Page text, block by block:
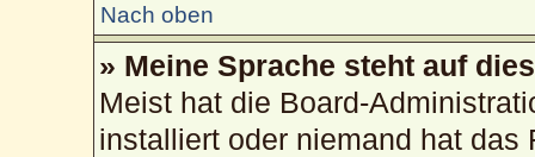
Nach oben
» Meine Sprache steht auf
Meist hat die Board-
installiert oder niemand hat